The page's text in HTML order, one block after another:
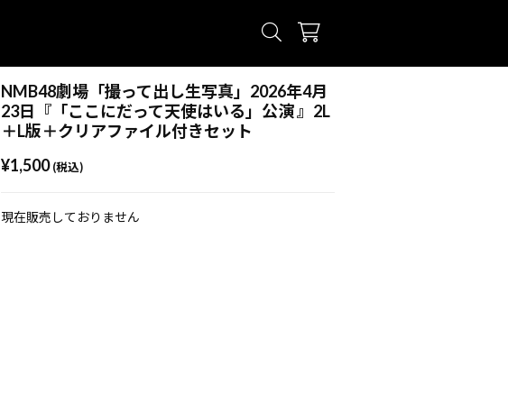
NMB48劇場「撮って出し生写真」2026年4月
23日『「ここにだって天使はいる」公演 』2L
＋L版＋クリアファイル付きセット
¥1,500 (税込)
現在販売しておりません